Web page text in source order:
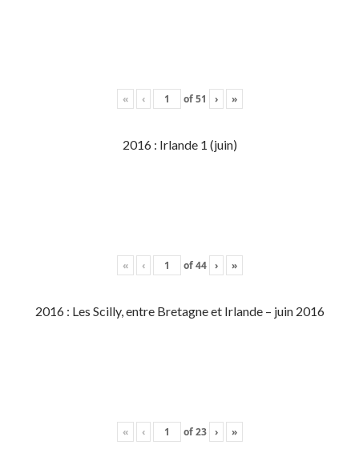
« ‹ of51 › »
2016 : Irlande 1 (juin)
« ‹ of44 › »
2016 : Les Scilly, entre Bretagne et Irlande – juin 2016
« ‹ of23 › »